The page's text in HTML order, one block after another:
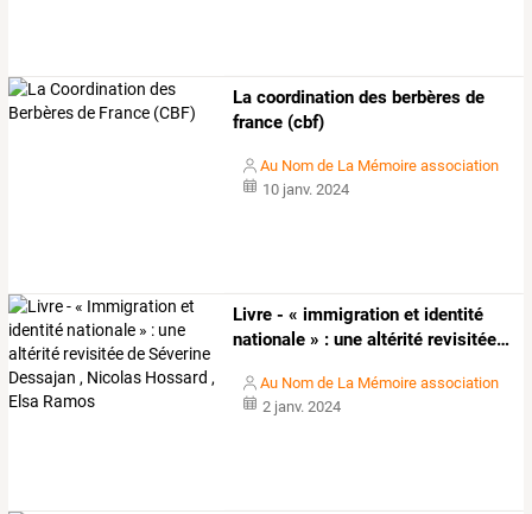
La coordination des berbères de
france (cbf)
Au Nom de La Mémoire association
10 janv. 2024
Livre - « immigration et identité
nationale » : une altérité revisitée…
Au Nom de La Mémoire association
2 janv. 2024